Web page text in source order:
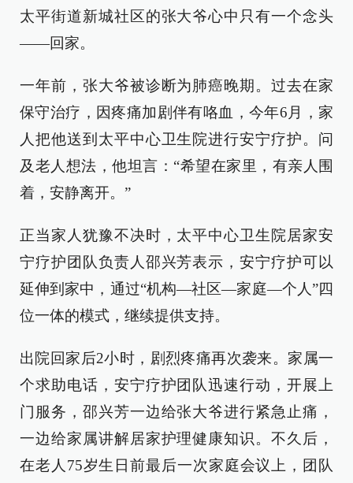
太平街道新城社区的张大爷心中只有一个念头
——回家。
一年前，张大爷被诊断为肺癌晚期。过去在家
保守治疗，因疼痛加剧伴有咯血，今年6月，家
人把他送到太平中心卫生院进行安宁疗护。问
及老人想法，他坦言：“希望在家里，有亲人围
着，安静离开。”
正当家人犹豫不决时，太平中心卫生院居家安
宁疗护团队负责人邵兴芳表示，安宁疗护可以
延伸到家中，通过“机构—社区—家庭—个人”四
位一体的模式，继续提供支持。
出院回家后2小时，剧烈疼痛再次袭来。家属一
个求助电话，安宁疗护团队迅速行动，开展上
门服务，邵兴芳一边给张大爷进行紧急止痛，
一边给家属讲解居家护理健康知识。不久后，
在老人75岁生日前最后一次家庭会议上，团队